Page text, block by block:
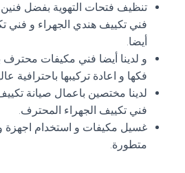
تنظيف فتحات التهوية بفضل
فني تكييف هندي الجهراء و فني
أيضا.
و لدينا أيضا فني مكيفات محترف
فكها و اعادة تركيبها باحترافية
لدينا مختصين باعمال صيانة
فني تكييف الجهراء المحترف.
غسيل مكيفات و استخدام اجهزة
متطورة.